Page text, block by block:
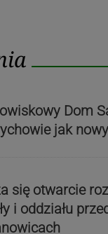
Dom
jak
się otwarcie
i oddziału